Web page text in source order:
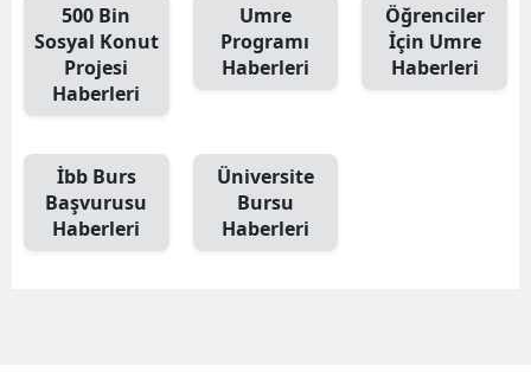
500 Bin
Sosyal Konut
Projesi
Haberleri
Umre
Programı
Haberleri
Öğrenciler
İçin Umre
Haberleri
İbb Burs
Başvurusu
Haberleri
Üniversite
Bursu
Haberleri